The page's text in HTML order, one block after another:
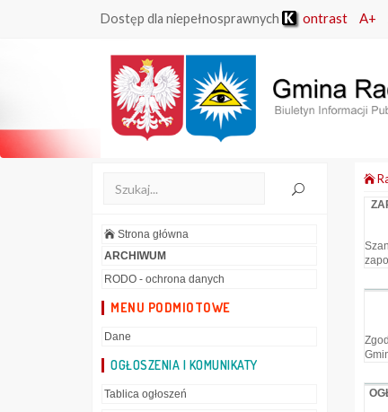
Dostęp dla niepełnosprawnych ontrast A+
Strona główna
ARCHIWUM
RODO - ochrona danych
MENU PODMIOTOWE
Dane
OGŁOSZENIA I KOMUNIKATY
Tablica ogłoszeń